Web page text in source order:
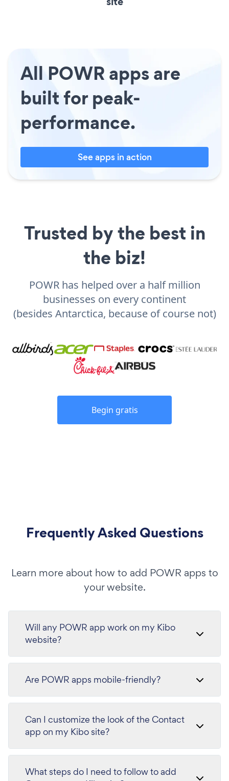
All POWR apps are
built for peak-
performance.
See apps in action
Trusted by the best in
the biz!
POWR has helped over a half million
businesses on every continent
(besides Antarctica, because of course not)
Begin gratis
Frequently Asked Questions
Learn more about how to add POWR apps to
your website.
Will any POWR app work on my Kibo
website?
Are POWR apps mobile-friendly?
Can I customize the look of the Contact
app on my Kibo site?
What steps do I need to follow to add